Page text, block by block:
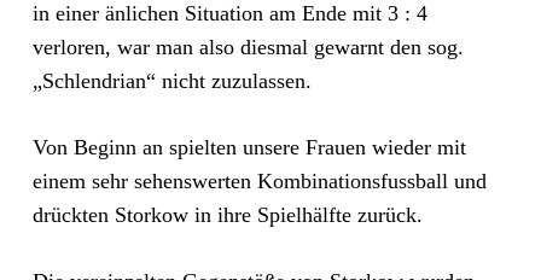
in einer änlichen Situation am Ende mit 3 : 4
verloren, war man also diesmal gewarnt den sog.
„Schlendrian“ nicht zuzulassen.
Von Beginn an spielten unsere Frauen wieder mit
einem sehr sehenswerten Kombinationsfussball und
drückten Storkow in ihre Spielhälfte zurück.